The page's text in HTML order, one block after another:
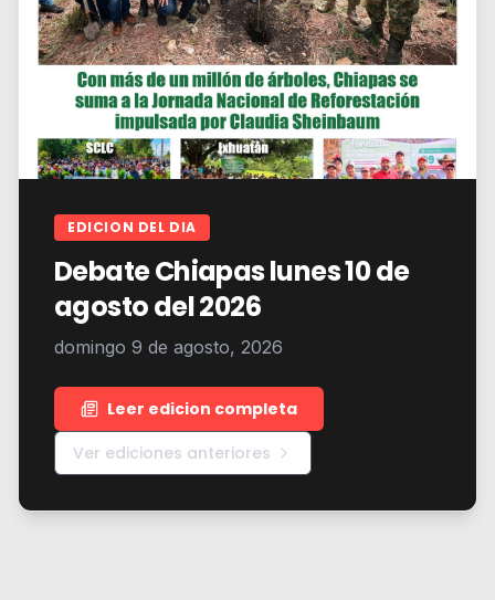
EDICION DEL DIA
Debate Chiapas lunes 10 de
agosto del 2026
domingo 9 de agosto, 2026
Leer edicion completa
Ver ediciones anteriores